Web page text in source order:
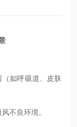
如呼吸道、皮肤
不良环境。